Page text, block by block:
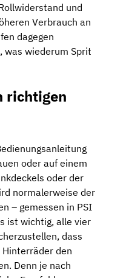
und
Verbrauch an
dagegen
was wiederum Sprit
richtigen
oder auf einem
oder der
normalerweise der
– gemessen in PSI
ist wichtig, alle vier
dass
den
Denn je nach